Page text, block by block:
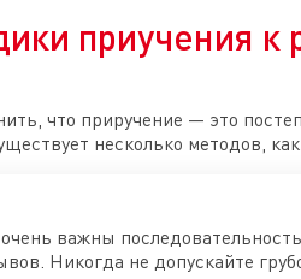
приучения к
что приручение — это
несколько методов,
важны
Никогда не допускайте